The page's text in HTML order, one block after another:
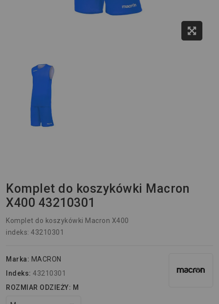
Komplet do koszykówki Macron
X400 43210301
Komplet do koszykówki Macron X400
indeks: 43210301
Marka: MACRON
Indeks: 43210301
ROZMIAR ODZIEŻY: M